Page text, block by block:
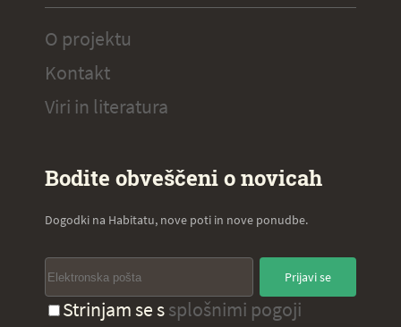
O projektu
Kontakt
Viri in literatura
Bodite obveščeni o novicah
Dogodki na Habitatu, nove poti in nove ponudbe.
Prijavi se
Strinjam se ssplošnimi pogoji